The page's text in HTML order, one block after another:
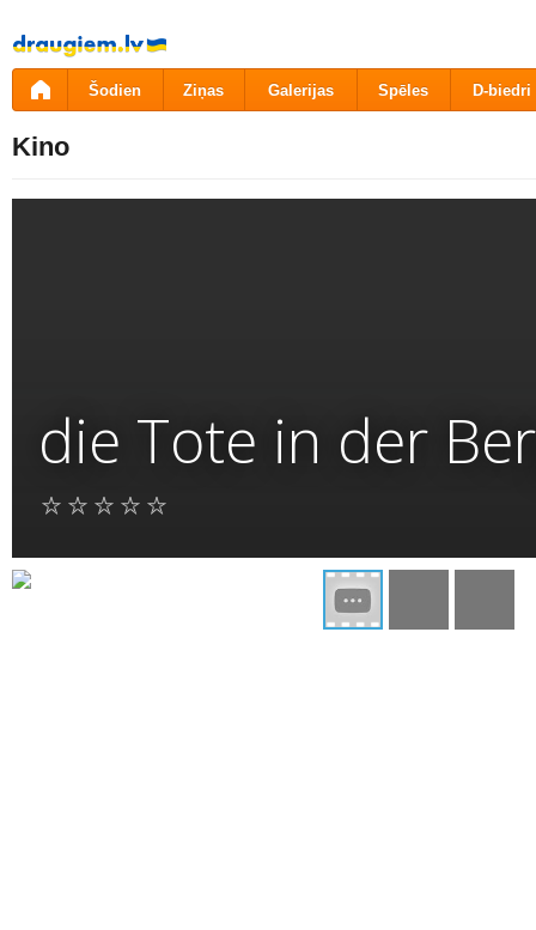
Pāriet
uz
saturu
Šodien Ziņas Galerijas Spēles D-biedri
Kino
die Tote in der